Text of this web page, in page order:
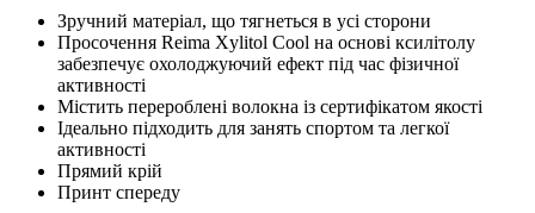
Зручний матеріал, що тягнеться в усі сторони
Просочення Reima Xylitol Cool на основі ксилітолу
забезпечує охолоджуючий ефект під час фізичної
активності
Містить перероблені волокна із сертифікатом якості
Ідеально підходить для занять спортом та легкої
активності
Прямий крій
Принт спереду